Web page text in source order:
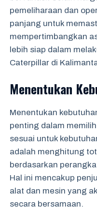
pemeliharaan dan
panjang untuk
mempertimbangkan
lebih siap dalam
Caterpillar di
Menentukan
Menentukan
penting dalam
sesuai untuk
adalah menghitung
berdasarkan
Hal ini mencakup
alat dan mesin yang
secara bersamaan.